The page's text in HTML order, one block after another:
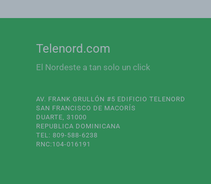
Telenord.com
El Nordeste a tan solo un click
AV. FRANK GRULLÓN #5 EDIFICIO TELENORD
SAN FRANCISCO DE MACORÍS
DUARTE, 31000
REPUBLICA DOMINICANA
TEL: 809-588-6238
RNC:104-016191